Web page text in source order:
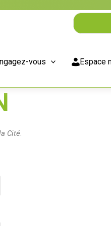
vous Espace
Cité.